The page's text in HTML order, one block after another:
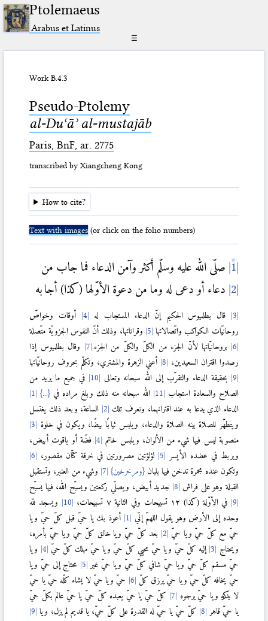
Ptolemaeus
Arabus et Latinus
☰
Work B.4.3
Pseudo-Ptolemy
al-Duʿāʾ al-mustajāb
Paris, BnF, ar. 2775
transcribed by Xiangcheng Kong
How to cite?
Text with images (or click on the folio numbers)
صلّى الله عليه وسلّم أكثر وآمن الدعاء فما جاب من
دعاء أو دعى له وما من دعوة الأوّلها (كذا) أجابه
قال بطلميوس الحكيم إنّ الدعاء المستجاب له
أوقات وخواصّ
روحانيّات الكواكب واتّصالاتها
وقراناتها، وذلك أنّ النفوس الجزويّة متّصلة
بروحانيّاتها لأنّ الجزء من الكلّ والكلّ من الجزء.
وقال بطلميوس إذا
رصدوا اقتران السعيدين،
أعني الزهرة والمشتري، وتكلّم بحروف روحانيّاتها
بحقيقة الدعاء والتقرّب إلى الله سبحانه وتعالى
في جميع ما يريد من
الصلاح والسعادة استجاب
الله سبحانه منه ذلك وبلغ مراده في {...}
الدعاء الذي يدعا به عند اقترانهما، ونعرف تلك
الساعة، وبعد ذلك يغتسل
ويتطهّر للصلاة بينه الصلاة والدعاء، ويلبس ثيابًا بيضًا، ويكون في خلوة
منصوبة ليس فيها شيء من الألوان، ويلبس خاتم
فضّة أو ياقوت أبيض،
ويربط في عضده الأيسر
لؤلؤتين مصرورتين في خرقة كتّان مقصور،
وتكون عنده مجمرة تدخن فيها بلبان{ومرخرخين}
وشيء من العنبر، وتستقبل
القبلة وهو على فراش
جديد أبيض، ويصلّي ركعتين ويسبّح الله، فيها يسبّح
في الأوّلة (كذا) ١٢ تسبيحات وفي الثانية ٧ تسبيحات،
ويسجد للّه
وحده إلى الأرض وهو يقول اللهمّ إنّي
أعوذ بك يا حيّ قبل كلّ حيّ ويا
حيّ مع كلّ حيّ ويا حيّ
بعد كلّ حيّ ويا خالق كلّ حيّ ويا حيّ بأمره،
ويحتاج
إليه كلّ حيّ ويا حيّ محيي كلّ حيّ ويا حيّ مهلك كلّ حيّ
ويا
حيّ مسقم كلّ حيّ ويا حيّ شافي كلّ حيّ ويا حيّ غير
محتاج إلى حيّ ويا
حيّ يخافه كلّ حيّ ويا حيّ يرزق كلّ
حيّ ويا حيّ لا يشاء كلّه حيّ يا حيّ
لا يدركه ويا حيّ يرجوه
كلّ حيّ يا حيّ يعبده كلّ حيّ يا حيّ عالم بكلّ حيّ
يا حيّ قاهر
كلّ حيّ يا حيّ له القدرة على كلّ حيّ، يا قديم لم يزل، ويا